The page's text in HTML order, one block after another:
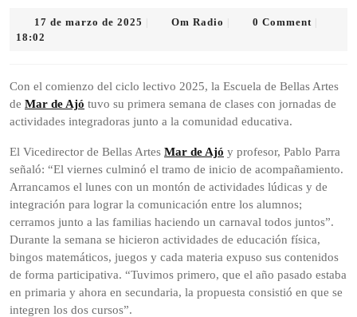
17 de marzo de 2025
2025
Om Radio 0 Comment
18:02
Con el comienzo del ciclo lectivo 2025, la Escuela de Bellas Artes
de Mar de Ajó tuvo su primera semana de clases con jornadas de
actividades integradoras junto a la comunidad educativa.
El Vicedirector de Bellas Artes Mar de Ajó y profesor, Pablo Parra
señaló: “El viernes culminó el tramo de inicio de acompañamiento.
Arrancamos el lunes con un montón de actividades lúdicas y de
integración para lograr la comunicación entre los alumnos;
cerramos junto a las familias haciendo un carnaval todos juntos”.
Durante la semana se hicieron actividades de educación física,
bingos matemáticos, juegos y cada materia expuso sus contenidos
de forma participativa. “Tuvimos primero, que el año pasado estaba
en primaria y ahora en secundaria, la propuesta consistió en que se
integren los dos cursos”.